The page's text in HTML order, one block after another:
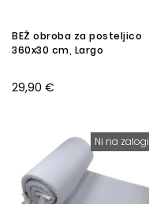
BEŽ obroba za posteljico
360x30 cm, Largo
29,90 €
Ni na zalogi